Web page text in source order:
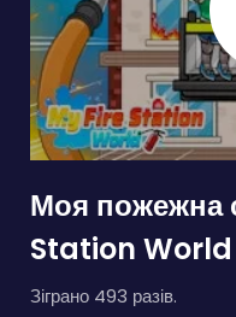
Моя пожежна
Station World
Зіграно 493 разів.